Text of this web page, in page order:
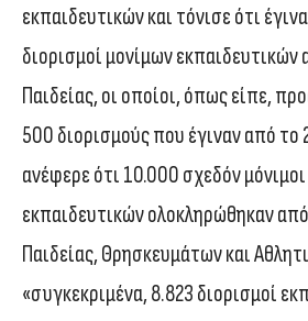
εκπαιδευτικών και τόνισε ότι
διορισμοί μονίμων
Παιδείας, οι οποίοι, όπως είπε,
500 διορισμούς που έγιναν από το
ανέφερε ότι 10.000 σχεδόν
εκπαιδευτικών ολοκληρώθηκαν
Παιδείας, Θρησκευμάτων και
«συγκεκριμένα, 8.823 διορισμοί